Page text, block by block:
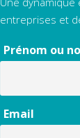
entreprises et
Prénom ou
Email